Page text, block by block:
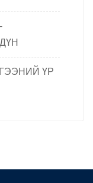
ҮР